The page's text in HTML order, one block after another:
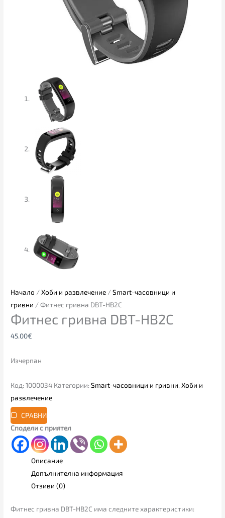
Начало /Хоби и развлечение /Smart-часовници и
гривни / Фитнес гривна DBT-HB2C
Фитнес гривна DBT-HB2C
45.00€
Изчерпан
Код:1000034 Категории:Smart-часовници и гривни,Хоби и
развлечение
СРАВНИ
Сподели с приятел
Описание
Допълнителна информация
Отзиви (0)
Фитнес гривна DBT-HB2C има следните характеристики: